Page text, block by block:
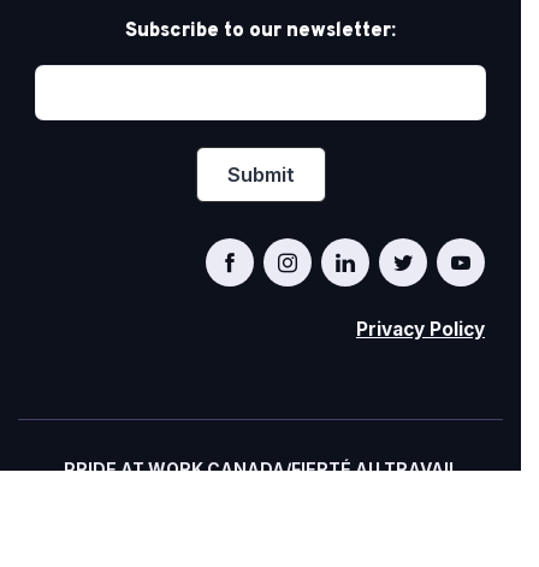
Subscribe to our newsletter:
Privacy Policy
PRIDE AT WORK CANADA/FIERTÉ AU TRAVAIL